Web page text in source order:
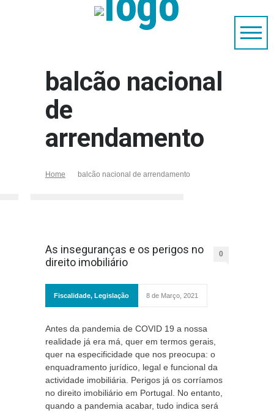
balcão nacional
de
arrendamento
Home balcão nacional de arrendamento
As inseguranças e os perigos no
direito imobiliário
0
Fiscalidade, Legislação 8 de Março, 2021
Antes da pandemia de COVID 19 a nossa
realidade já era má, quer em termos gerais,
quer na especificidade que nos preocupa: o
enquadramento jurídico, legal e funcional da
actividade imobiliária. Perigos já os corríamos
no direito imobiliário em Portugal. No entanto,
quando a pandemia acabar, tudo indica será